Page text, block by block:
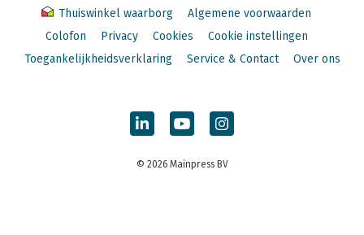
Thuiswinkel waarborg
Algemene voorwaarden
Colofon
Privacy Cookies
Cookie instellingen
Toegankelijkheidsverklaring
Service & Contact Over ons
© 2026 Mainpress BV